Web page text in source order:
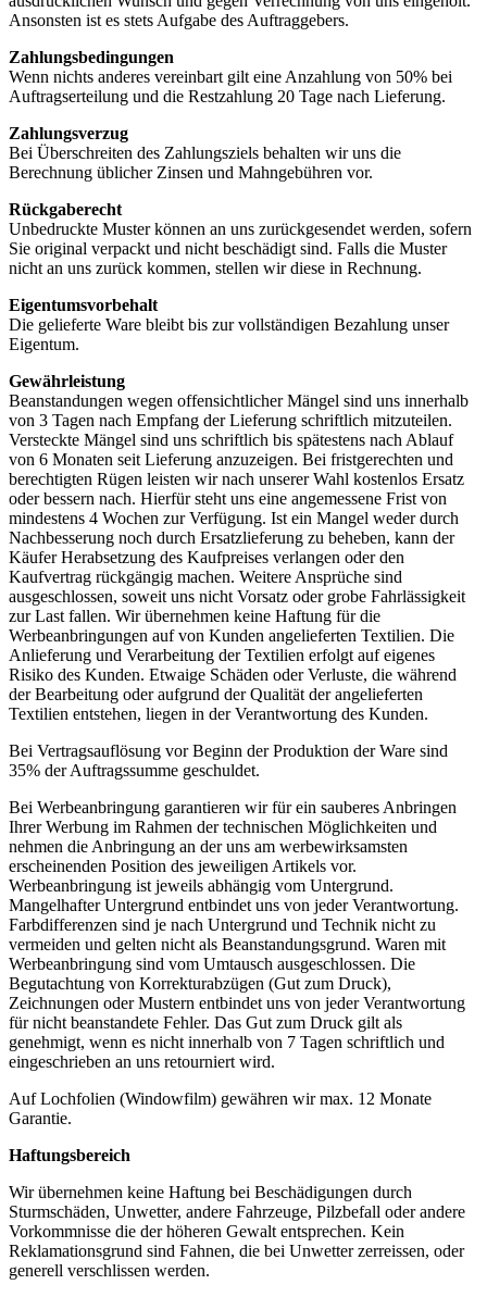
Ansonsten ist es stets Aufgabe des Auftraggebers.
Zahlungsbedingungen
Wenn nichts anderes vereinbart gilt eine Anzahlung von 50% bei
Auftragserteilung und die Restzahlung 20 Tage nach Lieferung.
Zahlungsverzug
Bei Überschreiten des Zahlungsziels behalten wir uns die
Berechnung üblicher Zinsen und Mahngebühren vor.
Rückgaberecht
Unbedruckte Muster können an uns zurückgesendet werden, sofern
Sie original verpackt und nicht beschädigt sind. Falls die Muster
nicht an uns zurück kommen, stellen wir diese in Rechnung.
Eigentumsvorbehalt
Die gelieferte Ware bleibt bis zur vollständigen Bezahlung unser
Eigentum.
Gewährleistung
Beanstandungen wegen offensichtlicher Mängel sind uns innerhalb
von 3 Tagen nach Empfang der Lieferung schriftlich mitzuteilen.
Versteckte Mängel sind uns schriftlich bis spätestens nach Ablauf
von 6 Monaten seit Lieferung anzuzeigen. Bei fristgerechten und
berechtigten Rügen leisten wir nach unserer Wahl kostenlos Ersatz
oder bessern nach. Hierfür steht uns eine angemessene Frist von
mindestens 4 Wochen zur Verfügung. Ist ein Mangel weder durch
Nachbesserung noch durch Ersatzlieferung zu beheben, kann der
Käufer Herabsetzung des Kaufpreises verlangen oder den
Kaufvertrag rückgängig machen. Weitere Ansprüche sind
ausgeschlossen, soweit uns nicht Vorsatz oder grobe Fahrlässigkeit
zur Last fallen. Wir übernehmen keine Haftung für die
Werbeanbringungen auf von Kunden angelieferten Textilien. Die
Anlieferung und Verarbeitung der Textilien erfolgt auf eigenes
Risiko des Kunden. Etwaige Schäden oder Verluste, die während
der Bearbeitung oder aufgrund der Qualität der angelieferten
Textilien entstehen, liegen in der Verantwortung des Kunden.
Bei Vertragsauflösung vor Beginn der Produktion der Ware sind
35% der Auftragssumme geschuldet.
Bei Werbeanbringung garantieren wir für ein sauberes Anbringen
Ihrer Werbung im Rahmen der technischen Möglichkeiten und
nehmen die Anbringung an der uns am werbewirksamsten
erscheinenden Position des jeweiligen Artikels vor.
Werbeanbringung ist jeweils abhängig vom Untergrund.
Mangelhafter Untergrund entbindet uns von jeder Verantwortung.
Farbdifferenzen sind je nach Untergrund und Technik nicht zu
vermeiden und gelten nicht als Beanstandungsgrund. Waren mit
Werbeanbringung sind vom Umtausch ausgeschlossen. Die
Begutachtung von Korrekturabzügen (Gut zum Druck),
Zeichnungen oder Mustern entbindet uns von jeder Verantwortung
für nicht beanstandete Fehler. Das Gut zum Druck gilt als
genehmigt, wenn es nicht innerhalb von 7 Tagen schriftlich und
eingeschrieben an uns retourniert wird.
Auf Lochfolien (Windowfilm) gewähren wir max. 12 Monate
Garantie.
Haftungsbereich
Wir übernehmen keine Haftung bei Beschädigungen durch
Sturmschäden, Unwetter, andere Fahrzeuge, Pilzbefall oder andere
Vorkommnisse die der höheren Gewalt entsprechen. Kein
Reklamationsgrund sind Fahnen, die bei Unwetter zerreissen, oder
generell verschlissen werden.